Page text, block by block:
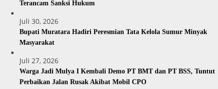
Terancam Sanksi Hukum
Juli 30, 2026
Bupati Muratara Hadiri Peresmian Tata Kelola Sumur Minyak
Masyarakat
Juli 27, 2026
Warga Jadi Mulya I Kembali Demo PT BMT dan PT BSS, Tuntut
Perbaikan Jalan Rusak Akibat Mobil CPO